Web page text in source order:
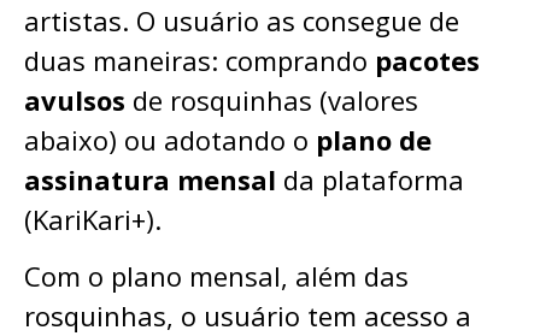
artistas. O usuário as consegue de
duas maneiras: comprando pacotes
avulsos de rosquinhas (valores
abaixo) ou adotando o plano de
assinatura mensal da plataforma
(KariKari+).
Com o plano mensal, além das
rosquinhas, o usuário tem acesso a